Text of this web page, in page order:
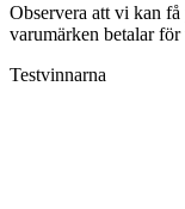
Observera att vi kan
varumärken betalar för
Testvinnarna